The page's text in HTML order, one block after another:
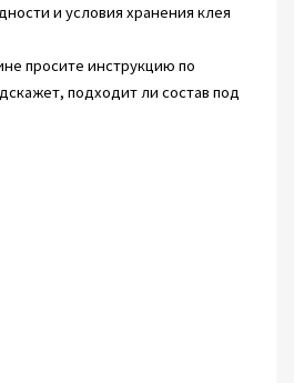
и условия хранения клея
просите инструкцию по
подходит ли состав под